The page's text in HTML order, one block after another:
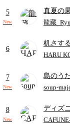
5
New
真夏の
ターズ
龍藏
6
机さする
HARU
7
New
島のうた
映画ちい
soup-majo
8
New
ディズ
レー-
CAFUNE-